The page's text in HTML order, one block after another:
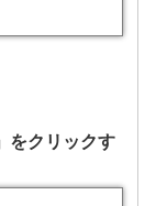
をクリックす